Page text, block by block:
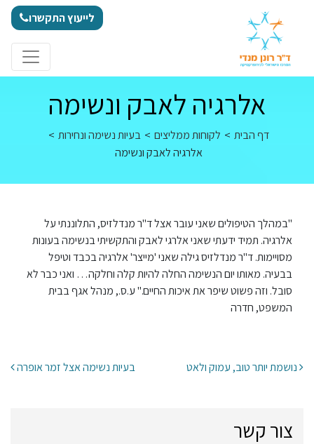
לייעוץ התקשרו
אלרגיה לאבק ונשימה
דף הבית > לקוחות ממליצים > בעיות נשימה ונחירות >
אלרגיה לאבק ונשימה
"במהלך הטיפולים שאני עובר אצל ד"ר מנדלזיס, התלוננתי על
אלרגיה. תמיד ידעתי שאני אלרגי לאבק והתקשיתי בנשימה בעונות
מסויימות. ד"ר מנדלזיס גילה שאני 'מייצר' אלרגיה בכבד וטיפל
בבעיה. מאותו יום הנשימה החלה להיות קלה וחלקה… ואני כבר לא
סובל. וזה פשוט שיפר את איכות החיים." ע.ס., מנהל אגף בבית
המשפט, חדרה
ניווט בפרסומים
נושמת יותר טוב, עמוק ולאט בעיות נשימה אצל זמר אופרה
צור קשר